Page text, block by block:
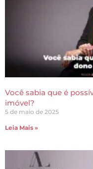
Você sabia que é
imóvel?
5 de maio de 2025
Leia Mais »